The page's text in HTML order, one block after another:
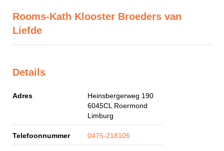
Rooms-Kath Klooster Broeders van
Liefde
Details
Adres
Heinsbergerweg 190
6045CL Roermond
Limburg
Telefoonnummer 0475-218105